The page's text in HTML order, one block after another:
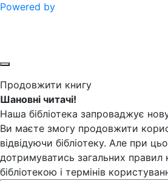
Powered by
Продовжити книгу
Шановні читачі!
Наша бібліотека запроваджує
Ви маєте змогу продовжити
відвідуючи бібліотеку. Але при
дотримуватись загальних правил
бібліотекою і термінів